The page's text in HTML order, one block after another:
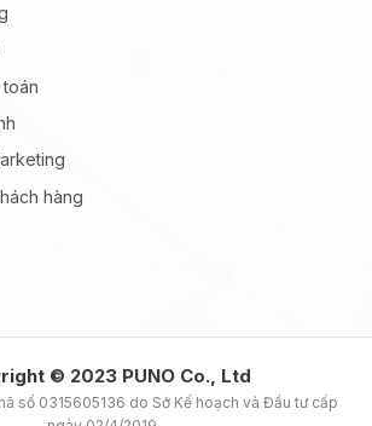
hàng
© 2023 PUNO Co., Ltd
số 0315605136 do Sở Kế hoạch và Đầu tư cấp